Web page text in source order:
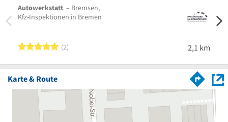
Autowerkstatt – Bremsen,
Kfz-Inspektionen in Bremen
5 von 5 Sternen
2 2,1 km
Karte & Route